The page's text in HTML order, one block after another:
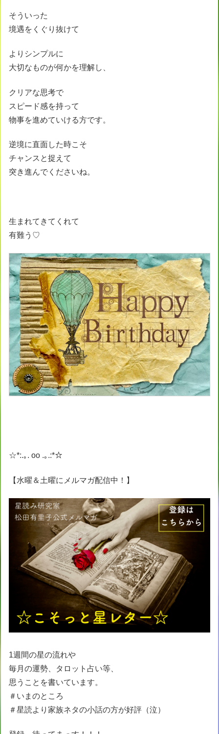
そういった
境遇をくぐり抜けて
よりシンプルに
大切なものが何かを理解し、
クリアな思考で
スピード感を持って
物事を進めていける方です。
逆境に直面した時こそ
チャンスと捉えて
突き進んでくださいね。
生まれてきてくれて
有難う♡
☆*:.｡. oo .｡.:*☆
【水曜＆土曜にメルマガ配信中！】
1週間の星の流れや
毎月の運勢、タロット占い等、
思うことを書いています。
＃いまのところ
＃星読より家族ネタの小話の方が好評（泣）